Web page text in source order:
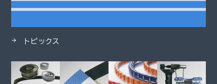
トピックス